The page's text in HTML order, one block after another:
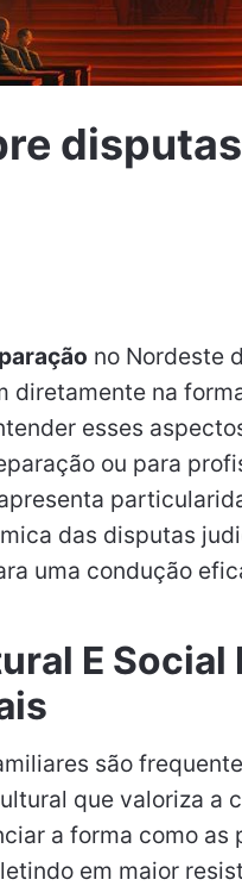
no Nordeste
diretamente na
esses
ou para
das disputas
uma condução
E
são
que valoriza a
a forma como
em maior